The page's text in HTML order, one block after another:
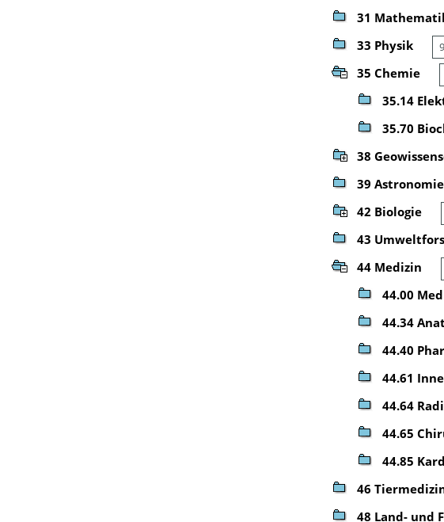
31
33 Physik
35 Chemie
35.14
35.70
38
39 Astronomie
42 Biologie
43
44 Medizin
44.00
44.34
44.40
44.61
44.64
44.65
44.85
46
48 Land- und